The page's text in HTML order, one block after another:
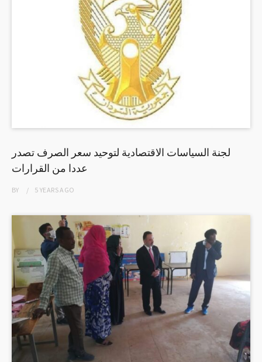
لجنة السياسات الاقتصادية لتوحيد سعر الصرف تصدر
عددا من القرارات
BY 5 YEARSAGO